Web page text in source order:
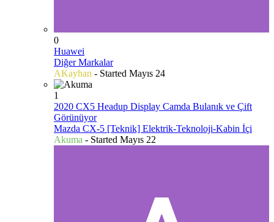
0
Huawei
Diğer Markalar
AKayhan - Started Mayıs 24
1
2020 CX5 Headup Display Camda Bulanık ve Çift
Görünüyor
Mazda CX-5 [Teknik] Elektrik-Teknoloji-Kabin İçi
Akuma - Started Mayıs 22